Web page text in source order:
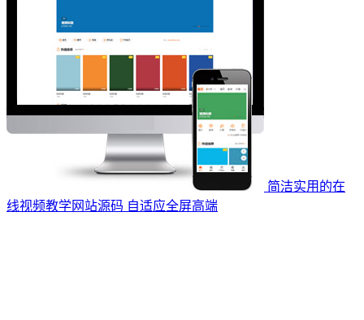
简洁实用的在
线视频教学网站源码 自适应全屏高端